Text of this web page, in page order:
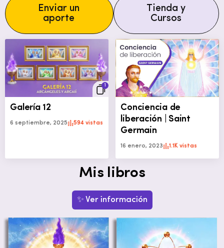
Enviar un
aporte
Tienda y
Cursos
1
Galería 12
6 septiembre, 2025 594 vistas
Conciencia de
liberación | Saint
Germain
16 enero, 2023 1.1K vistas
Mis libros
✨ Ver información